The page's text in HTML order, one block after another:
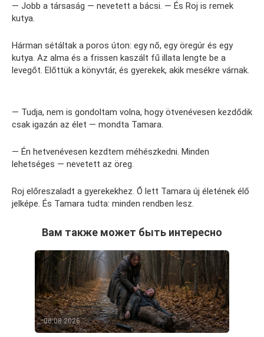
— Jobb a társaság — nevetett a bácsi. — És Roj is remek
kutya.
Hárman sétáltak a poros úton: egy nő, egy öregúr és egy
kutya. Az alma és a frissen kaszált fű illata lengte be a
levegőt. Előttük a könyvtár, és gyerekek, akik mesékre várnak.
— Tudja, nem is gondoltam volna, hogy ötvenévesen kezdődik
csak igazán az élet — mondta Tamara.
— Én hetvenévesen kezdtem méhészkedni. Minden
lehetséges — nevetett az öreg.
Roj előreszaladt a gyerekekhez. Ő lett Tamara új életének élő
jelképe. És Tamara tudta: minden rendben lesz.
Вам также может быть интересно
06.08.2026